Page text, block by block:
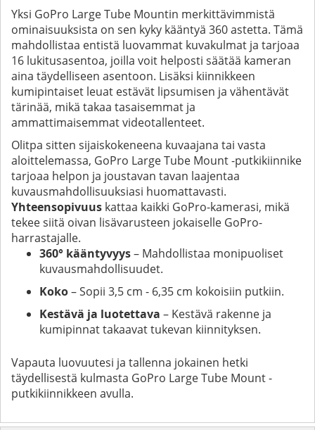
Yksi GoPro Large Tube Mountin merkittävimmistä
ominaisuuksista on sen kyky kääntyä 360 astetta. Tämä
mahdollistaa entistä luovammat kuvakulmat ja tarjoaa
16 lukitusasentoa, joilla voit helposti säätää kameran
aina täydelliseen asentoon. Lisäksi kiinnikkeen
kumipintaiset leuat estävät lipsumisen ja vähentävät
tärinää, mikä takaa tasaisemmat ja
ammattimaisemmat videotallenteet.
Olitpa sitten sijaiskokeneena kuvaajana tai vasta
aloittelemassa, GoPro Large Tube Mount -putkikiinnike
tarjoaa helpon ja joustavan tavan laajentaa
kuvausmahdollisuuksiasi huomattavasti.
Yhteensopivuus kattaa kaikki GoPro-kamerasi, mikä
tekee siitä oivan lisävarusteen jokaiselle GoPro-
harrastajalle.
360° kääntyvyys– Mahdollistaa monipuoliset
kuvausmahdollisuudet.
Koko– Sopii 3,5 cm - 6,35 cm kokoisiin putkiin.
Kestävä ja luotettava – Kestävä rakenne ja
kumipinnat takaavat tukevan kiinnityksen.
Vapauta luovuutesi ja tallenna jokainen hetki
täydellisestä kulmasta GoPro Large Tube Mount -
putkikiinnikkeen avulla.